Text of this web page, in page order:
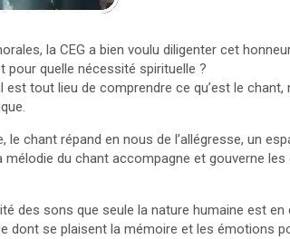
la CEG a bien voulu diligenter cet
pour quelle nécessité spirituelle ?
tout lieu de comprendre ce qu’est le chant,
chant répand en nous de l’allégresse, un
du chant accompagne et gouverne les
des sons que seule la nature humaine est
dont se plaisent la mémoire et les émotions